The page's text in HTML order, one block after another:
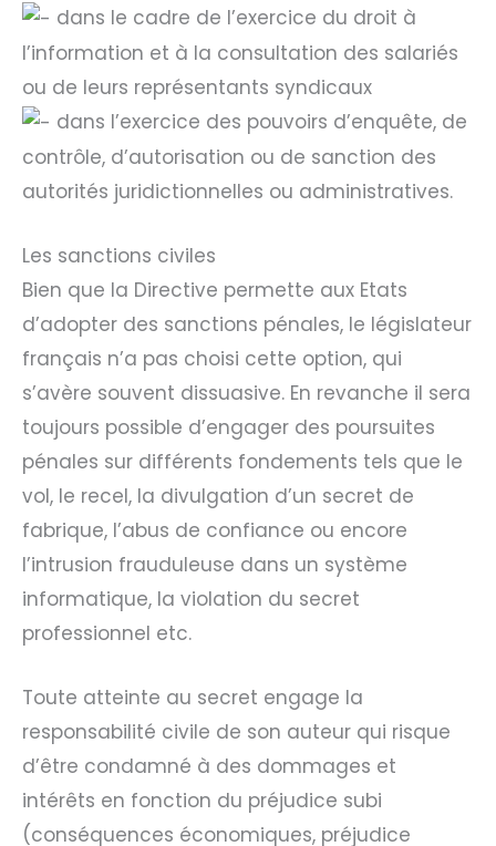
dans le cadre de l’exercice du droit à
l’information et à la consultation des salariés
ou de leurs représentants syndicaux
dans l’exercice des pouvoirs d’enquête, de
contrôle, d’autorisation ou de sanction des
autorités juridictionnelles ou administratives.
Les sanctions civiles
Bien que la Directive permette aux Etats
d’adopter des sanctions pénales, le législateur
français n’a pas choisi cette option, qui
s’avère souvent dissuasive. En revanche il sera
toujours possible d’engager des poursuites
pénales sur différents fondements tels que le
vol, le recel, la divulgation d’un secret de
fabrique, l’abus de confiance ou encore
l’intrusion frauduleuse dans un système
informatique, la violation du secret
professionnel etc.
Toute atteinte au secret engage la
responsabilité civile de son auteur qui risque
d’être condamné à des dommages et
intérêts en fonction du préjudice subi
(conséquences économiques, préjudice